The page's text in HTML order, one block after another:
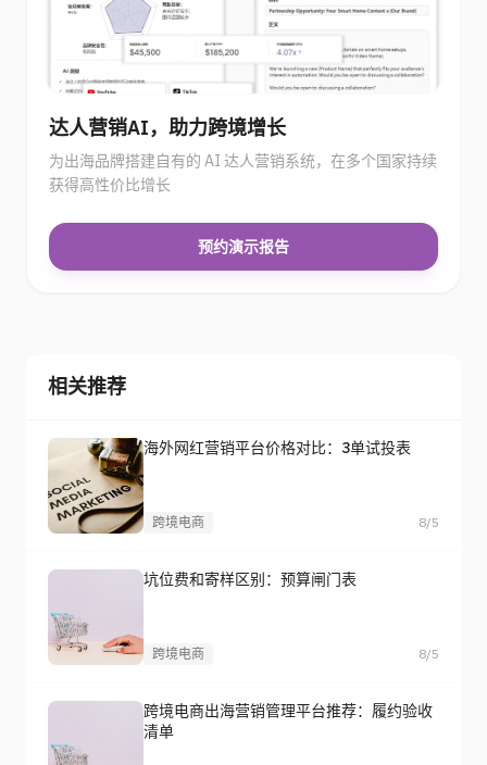
达人营销AI，助力跨境增长
为出海品牌搭建自有的 AI 达人营销系统，在多个国家持续
获得高性价比增长
预约演示报告
相关推荐
海外网红营销平台价格对比：3单试投表
跨境电商 8/5
坑位费和寄样区别：预算闸门表
跨境电商 8/5
跨境电商出海营销管理平台推荐：履约验收
清单